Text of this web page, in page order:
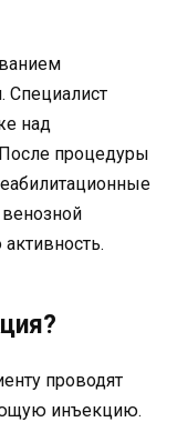
Специалист
над
процедуры
проводят
инъекцию.